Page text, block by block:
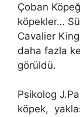
Çoban
köpekler…
Cavalier
daha fazla
görüldü.
Psikolog
köpek,